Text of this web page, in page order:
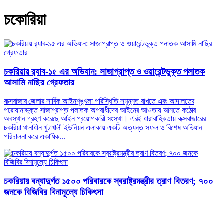
চকোরিয়া
চকরিয়ায় র‌্যাব-১৫ এর অভিযান: সাজাপ্রাপ্ত ও ওয়ারেন্টভুক্ত পলাতক
আসামি নাছির গ্রেফতার
কক্সবাজার জেলার সার্বিক আইনশৃঙ্খলা পরিস্থিতি সমুন্নত রাখতে এবং আদালতের
পরোয়ানাভুক্ত সাজাপ্রাপ্ত পলাতক অপরাধীদের আইনের আওতায় আনতে কঠোর
অবস্থান গ্রহণ করেছে আইন প্রয়োগকারী সংস্থা। এরই ধারাবাহিকতায় কক্সবাজারের
চকরিয়া থানাধীন খুটাখালী ইউনিয়ন এলাকায় একটি অত্যন্ত সফল ও বিশেষ অভিযান
পরিচালনা করে একাধিক...
চকরিয়ায় বন্যাদুর্গত ১৫০০ পরিবারকে স্বরাষ্ট্রমন্ত্রীর ত্রাণ বিতরণ; ৭০০
জনকে বিজিবির বিনামূল্যে চিকিৎসা